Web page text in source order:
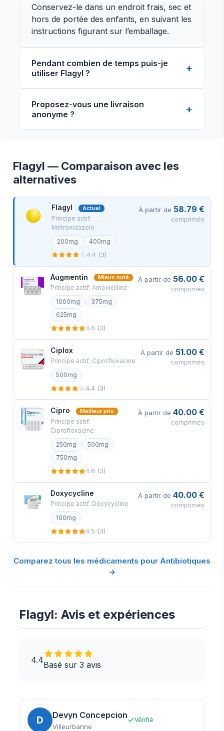
Conservez-le dans un endroit frais, sec et
hors de portée des enfants, en suivant les
instructions figurant sur l’emballage.
Pendant combien de temps puis-je
utiliser Flagyl ?
recommandation du médecin. Ne l’utilisez
pas plus longtemps que la période
indiquée sans consulter un professionnel
Proposez-vous une livraison
anonyme ?
Vue de face
Vue arrière
Votre commande sera emballée en toute
sécurité et expédiée sous 24 heures. Voici
exactement à quoi ressemblera votre colis
(images d'un article réel envoyé). Il a la
taille et l'apparence d'une lettre privée
ordinaire (9,4x4,3x0,3 pouces ou
24x11x0,7 cm) et son contenu ne peut
pas être vu.
Flagyl — Comparaison avec les
alternatives
Flagyl Actuel
Principe actif:
Métronidazole
200mg
400mg
À partir de 58.79 €
comprimés
4.4 (3)
Augmentin Mieux noté
Principe actif: Amoxicilline
1000mg
375mg
625mg
À partir de 56.00 €
comprimés
4.6 (3)
Ciplox
Principe actif: Ciprofloxacine
500mg
À partir de 51.00 €
comprimés
4.4 (3)
Cipro Meilleur prix
Principe actif:
Ciprofloxacine
250mg
500mg
750mg
À partir de 40.00 €
comprimés
4.6 (3)
Doxycycline
Principe actif: Doxycycline
100mg
À partir de 40.00 €
comprimés
4.5 (3)
Comparez tous les médicaments pour Antibiotiques
→
Flagyl: Avis et expériences
4.4Basé sur 3 avis
D Devyn Concepcion
Villeurbanne
Vérifié